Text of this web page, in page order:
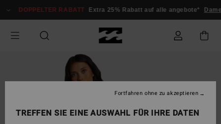
zur
springen
DOPPELTER RABATT Extra 25% Rabatt auf alle angebote*
TREFFEN SIE EINE AUSWAHL FÜR IHRE DATEN
Fortfahren ohne zu akzeptieren